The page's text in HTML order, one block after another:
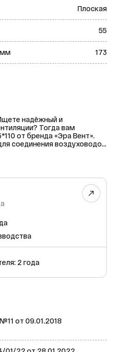
Плоская
55
мм 173
Тогда вам
от бренда «Эра Вент».
соединения воздуховодов
долговечность и
сечение: 55х110 мм Общая
глубина изделия: 143 мм
тройник подходит для
вентиляции. Он легко
навыков или
2 года
от 09.01.2018